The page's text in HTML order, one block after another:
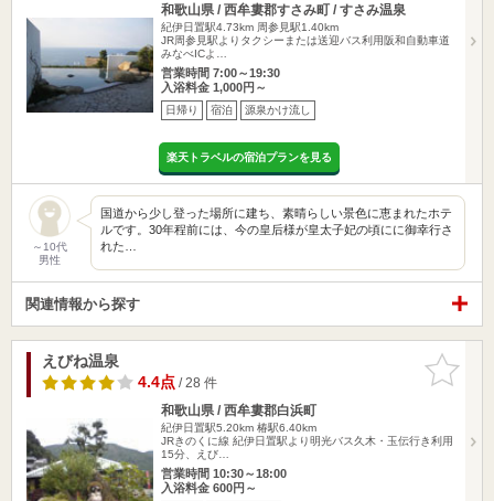
和歌山県 / 西牟婁郡すさみ町 / すさみ温泉
紀伊日置駅4.73km 周参見駅1.40km
JR周参見駅よりタクシーまたは送迎バス利用阪和自動車道
みなべICよ…
営業時間 7:00～19:30
入浴料金 1,000円～
日帰り 宿泊 源泉かけ流し
楽天トラベルの宿泊プランを見る
～10代
男性
国道から少し登った場所に建ち、素晴らしい景色に恵まれたホテ
ルです。30年程前には、今の皇后様が皇太子妃の頃にに御幸行さ
れた…
関連情報から探す
お気に入
りに追加
えびね温泉
4.4点/ 28 件
和歌山県 / 西牟婁郡白浜町
紀伊日置駅5.20km 椿駅6.40km
JRきのくに線 紀伊日置駅より明光バス久木・玉伝行き利用
15分、えび…
営業時間 10:30～18:00
入浴料金 600円～